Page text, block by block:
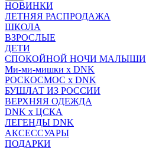
НОВИНКИ
ЛЕТНЯЯ РАСПРОДАЖА
ШКОЛА
ВЗРОСЛЫЕ
ДЕТИ
СПОКОЙНОЙ НОЧИ МАЛЫШИ
Ми-ми-мишки x DNK
РОСКОСМОС x DNK
БУШЛАТ ИЗ РОССИИ
ВЕРХНЯЯ ОДЕЖДА
DNK x ЦСКА
ЛЕГЕНДЫ DNK
АКСЕССУАРЫ
ПОДАРКИ